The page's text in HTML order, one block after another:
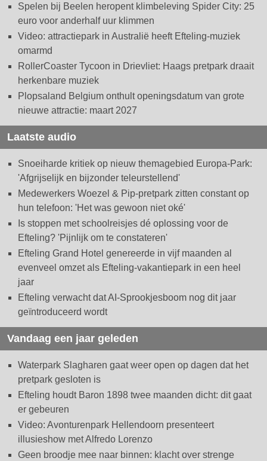
Spelen bij Beelen heropent klimbeleving Spider City: 25
euro voor anderhalf uur klimmen
Video: attractiepark in Australië heeft Efteling-muziek
omarmd
RollerCoaster Tycoon in Drievliet: Haags pretpark draait
herkenbare muziek
Plopsaland Belgium onthult openingsdatum van grote
nieuwe attractie: maart 2027
Laatste audio
Snoeiharde kritiek op nieuw themagebied Europa-Park:
'Afgrijselijk en bijzonder teleurstellend'
Medewerkers Woezel & Pip-pretpark zitten constant op
hun telefoon: 'Het was gewoon niet oké'
Is stoppen met schoolreisjes dé oplossing voor de
Efteling? 'Pijnlijk om te constateren'
Efteling Grand Hotel genereerde in vijf maanden al
evenveel omzet als Efteling-vakantiepark in een heel
jaar
Efteling verwacht dat AI-Sprookjesboom nog dit jaar
geïntroduceerd wordt
Vandaag een jaar geleden
Waterpark Slagharen gaat weer open op dagen dat het
pretpark gesloten is
Efteling houdt Baron 1898 twee maanden dicht: dit gaat
er gebeuren
Video: Avonturenpark Hellendoorn presenteert
illusieshow met Alfredo Lorenzo
Geen broodje mee naar binnen: klacht over strenge